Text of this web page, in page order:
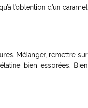
l’obtention d’un caramel
Mélanger, remettre sur
bien essorées. Bien